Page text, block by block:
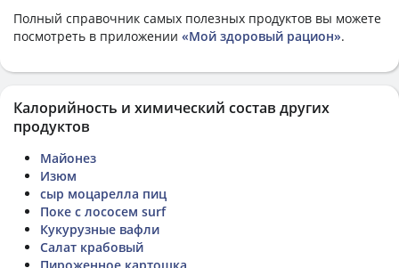
Полный справочник самых полезных продуктов вы можете
посмотреть в приложении «Мой здоровый рацион».
Калорийность и химический состав других
продуктов
Майонез
Изюм
сыр моцарелла пиц
Поке с лососем surf
Кукурузные вафли
Салат крабовый